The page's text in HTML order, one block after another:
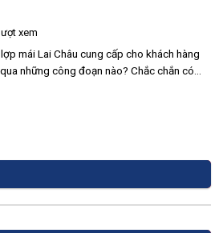
mái Lai Châu cung cấp cho khách hàng
những công đoạn nào? Chắc chắn có...
xem